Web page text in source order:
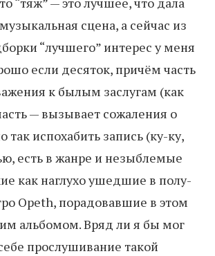
сцена, а сейчас из
“лучшего” интерес у меня
если десяток, причём часть
к былым заслугам (как
— вызывает сожаления о
испохабить запись (ку-ку,
есть в жанре и незыблемые
как наглухо ушедшие в полу-
Opeth, порадовавшие в этом
альбомом. Вряд ли я бы мог
прослушивание такой